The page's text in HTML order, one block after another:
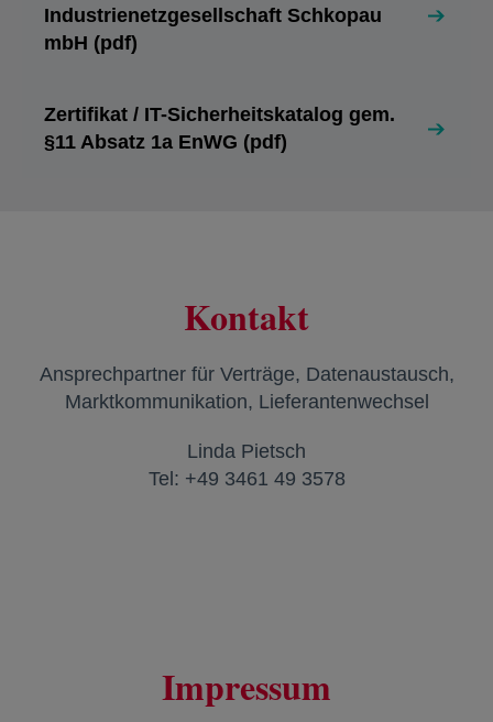
Industrienetzgesellschaft Schkopau
mbH (pdf)
wird in einer neuen Registerkarte geöffnet
Zertifikat / IT-Sicherheitskatalog gem.
§11 Absatz 1a EnWG (pdf)
wird in einer neuen Registerkarte geöffnet
Kontakt
Ansprechpartner für Verträge, Datenaustausch,
Marktkommunikation, Lieferantenwechsel
Linda Pietsch
Tel: +49 3461 49 3578
Impressum